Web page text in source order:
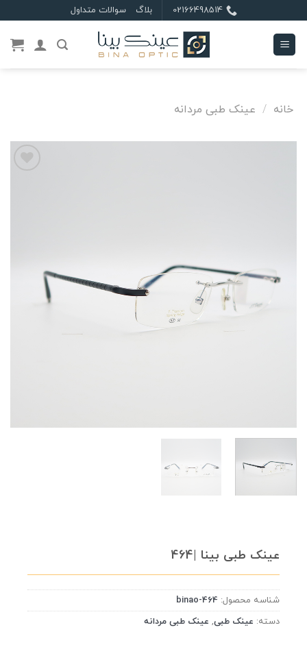
to
content
02166498514 بلاگ سوالات متداول
خانه / عینک طبی مردانه
عینک طبی بینا |464
شناسه محصول: binao-464
دسته: عینک طبی, عینک طبی مردانه